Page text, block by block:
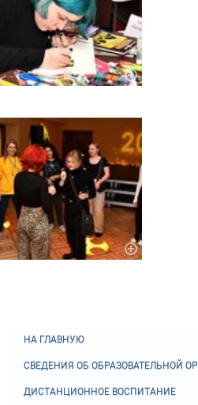
НА ГЛАВНУЮ
СВЕДЕНИЯ ОБ ОБРАЗОВАТЕЛЬНОЙ
ДИСТАНЦИОННОЕ ВОСПИТАНИЕ